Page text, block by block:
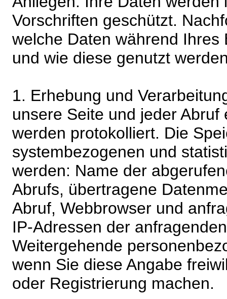
Vorschriften geschützt.
welche Daten während
und wie diese genutzt
1. Erhebung und
unsere Seite und jeder
werden protokolliert. Die
systembezogenen und
werden: Name der
Abrufs, übertragene
Abruf, Webbrowser und
IP-Adressen der
Weitergehende
wenn Sie diese Angabe
oder Registrierung machen.